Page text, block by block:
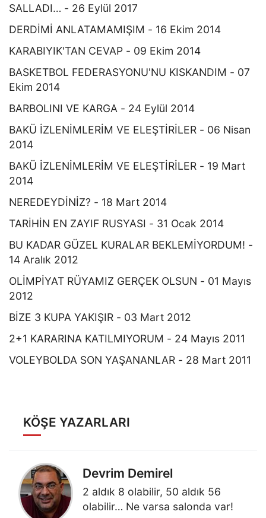
SALLADI… - 26 Eylül 2017
DERDİMİ ANLATAMAMIŞIM - 16 Ekim 2014
KARABIYIK'TAN CEVAP - 09 Ekim 2014
BASKETBOL FEDERASYONU'NU KISKANDIM - 07
Ekim 2014
BARBOLINI VE KARGA - 24 Eylül 2014
BAKÜ İZLENİMLERİM VE ELEŞTİRİLER - 06 Nisan
2014
BAKÜ İZLENİMLERİM VE ELEŞTİRİLER - 19 Mart
2014
NEREDEYDİNİZ? - 18 Mart 2014
TARİHİN EN ZAYIF RUSYASI - 31 Ocak 2014
BU KADAR GÜZEL KURALAR BEKLEMİYORDUM! -
14 Aralık 2012
OLİMPİYAT RÜYAMIZ GERÇEK OLSUN - 01 Mayıs
2012
BİZE 3 KUPA YAKIŞIR - 03 Mart 2012
2+1 KARARINA KATILMIYORUM - 24 Mayıs 2011
VOLEYBOLDA SON YAŞANANLAR - 28 Mart 2011
KÖŞE YAZARLARI
Devrim Demirel
2 aldık 8 olabilir, 50 aldık 56
olabilir… Ne varsa salonda var!